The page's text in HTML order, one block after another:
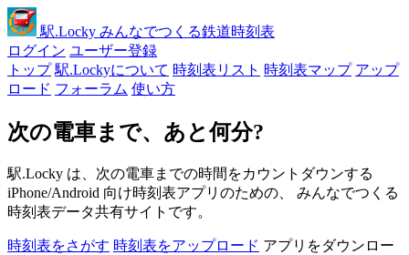
駅.Locky みんなでつくる鉄道時刻表
ログイン ユーザー登録
トップ 駅.Lockyについて 時刻表リスト 時刻表マップ アップ
ロード フォーラム 使い方
次の電車まで、あと何分?
駅.Locky は、次の電車までの時間をカウントダウンする
iPhone/Android 向け時刻表アプリのための、 みんなでつくる
時刻表データ共有サイトです。
時刻表をさがす 時刻表をアップロード アプリをダウンロー